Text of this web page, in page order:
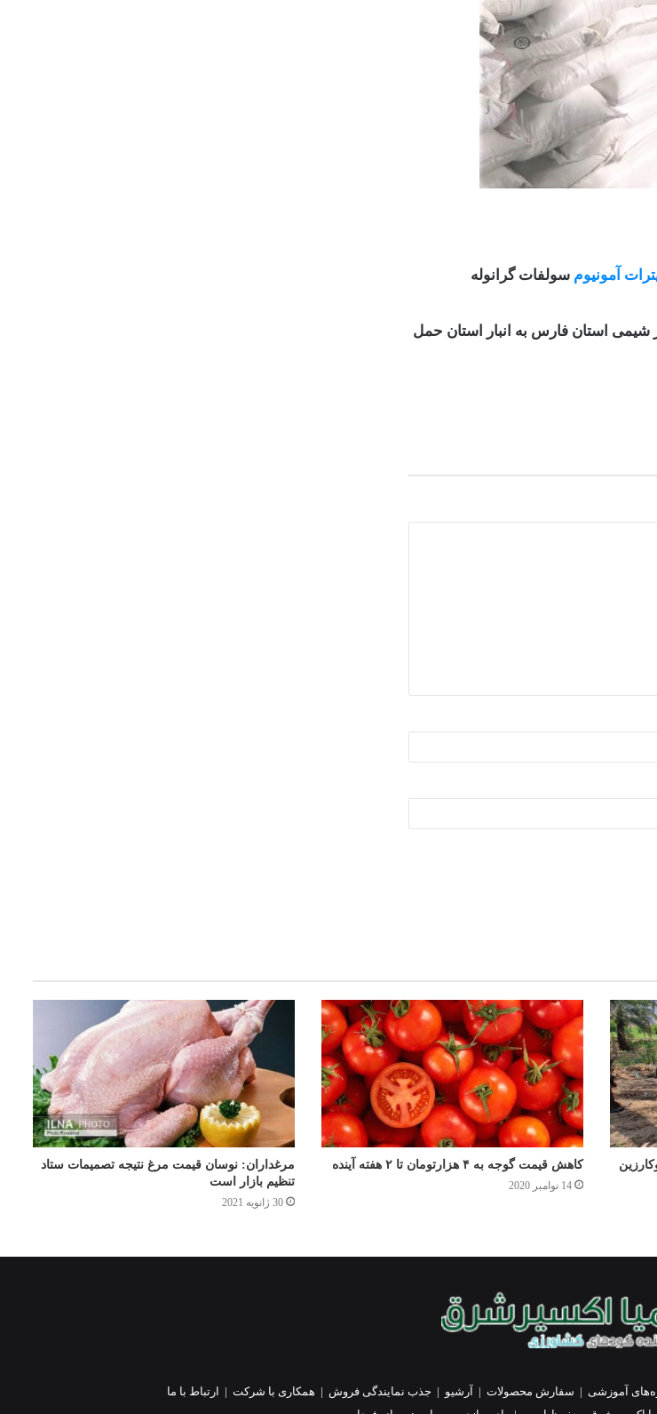
آمونیوم سولفات گرانوله
از شرکت صنایع شهدای صدر شیمی استان فارس به انبار استان حمل
کاهش قیمت گوجه به ۴ هزارتومان تا ۲ هفته آینده
14 نوامبر 2020
مرغداران: نوسان قیمت مرغ نتیجه تصمیمات ستاد
تنظیم بازار است
30 ژانویه 2021
آموزشی | سفارش محصولات | آرشیو | جذب نمایندگی فروش | همکاری با شرکت | ارتباط با ما